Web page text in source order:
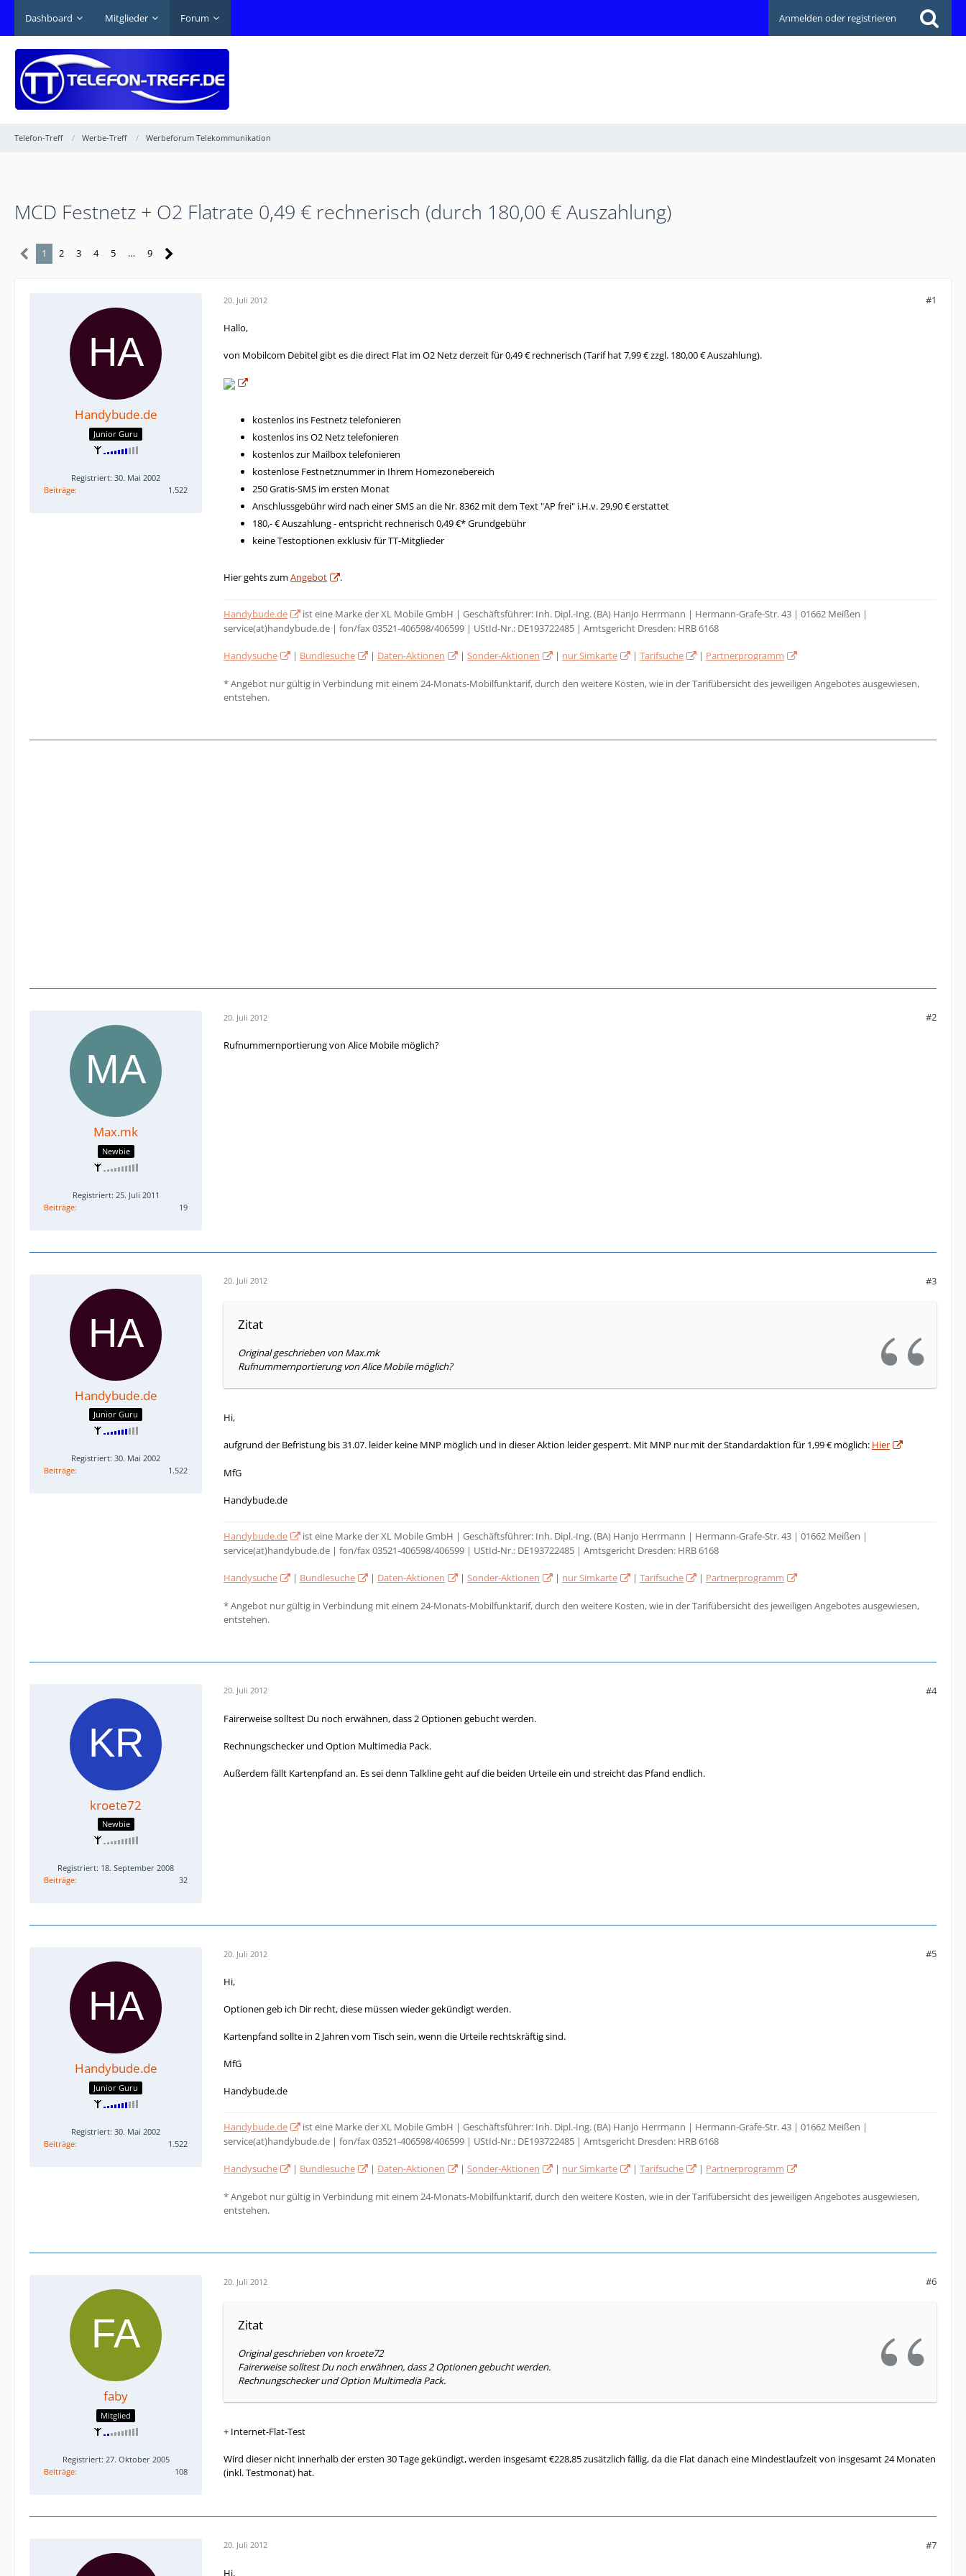
Dashboard Mitglieder Forum Anmelden oder registrieren
Telefon-Treff Werbe-Treff Werbeforum Telekommunikation
MCD Festnetz + O2 Flatrate 0,49 € rechnerisch (durch 180,00 € Auszahlung)
1 2 3 4 5 … 9
Handybude.de
Junior Guru
Registriert: 30. Mai 2002
Beiträge
1.522
20. Juli 2012 #1
Hallo,
von Mobilcom Debitel gibt es die direct Flat im O2 Netz derzeit für 0,49 € rechnerisch (Tarif hat 7,99 € zzgl. 180,00 € Auszahlung).
kostenlos ins Festnetz telefonieren
kostenlos ins O2 Netz telefonieren
kostenlos zur Mailbox telefonieren
kostenlose Festnetznummer in Ihrem Homezonebereich
250 Gratis-SMS im ersten Monat
Anschlussgebühr wird nach einer SMS an die Nr. 8362 mit dem Text "AP frei" i.H.v. 29,90 € erstattet
180,- € Auszahlung - entspricht rechnerisch 0,49 €* Grundgebühr
keine Testoptionen exklusiv für TT-Mitglieder
Hier gehts zum Angebot .
Handybude.de
ist eine Marke der XL Mobile GmbH | Geschäftsführer: Inh. Dipl.-Ing. (BA) Hanjo Herrmann | Hermann-Grafe-Str. 43 | 01662 Meißen |
service(at)handybude.de | fon/fax 03521-406598/406599 | UStId-Nr.: DE193722485 | Amtsgericht Dresden: HRB 6168
Handysuche | Bundlesuche | Daten-Aktionen | Sonder-Aktionen | nur Simkarte | Tarifsuche | Partnerprogramm
* Angebot nur gültig in Verbindung mit einem 24-Monats-Mobilfunktarif, durch den weitere Kosten, wie in der Tarifübersicht des jeweiligen Angebotes ausgewiesen,
entstehen.
Max.mk
Newbie
Registriert: 25. Juli 2011
Beiträge
19
20. Juli 2012 #2
Rufnummernportierung von Alice Mobile möglich?
Handybude.de
Junior Guru
Registriert: 30. Mai 2002
Beiträge
1.522
20. Juli 2012 #3
Zitat
Original geschrieben von Max.mk
Rufnummernportierung von Alice Mobile möglich?
Hi,
aufgrund der Befristung bis 31.07. leider keine MNP möglich und in dieser Aktion leider gesperrt. Mit MNP nur mit der Standardaktion für 1,99 € möglich: Hier
MfG
Handybude.de
Handybude.de
ist eine Marke der XL Mobile GmbH | Geschäftsführer: Inh. Dipl.-Ing. (BA) Hanjo Herrmann | Hermann-Grafe-Str. 43 | 01662 Meißen |
service(at)handybude.de | fon/fax 03521-406598/406599 | UStId-Nr.: DE193722485 | Amtsgericht Dresden: HRB 6168
Handysuche | Bundlesuche | Daten-Aktionen | Sonder-Aktionen | nur Simkarte | Tarifsuche | Partnerprogramm
* Angebot nur gültig in Verbindung mit einem 24-Monats-Mobilfunktarif, durch den weitere Kosten, wie in der Tarifübersicht des jeweiligen Angebotes ausgewiesen,
entstehen.
kroete72
Newbie
Registriert: 18. September 2008
Beiträge
32
20. Juli 2012 #4
Fairerweise solltest Du noch erwähnen, dass 2 Optionen gebucht werden.
Rechnungschecker und Option Multimedia Pack.
Außerdem fällt Kartenpfand an. Es sei denn Talkline geht auf die beiden Urteile ein und streicht das Pfand endlich.
Handybude.de
Junior Guru
Registriert: 30. Mai 2002
Beiträge
1.522
20. Juli 2012 #5
Hi,
Optionen geb ich Dir recht, diese müssen wieder gekündigt werden.
Kartenpfand sollte in 2 Jahren vom Tisch sein, wenn die Urteile rechtskräftig sind.
MfG
Handybude.de
Handybude.de
ist eine Marke der XL Mobile GmbH | Geschäftsführer: Inh. Dipl.-Ing. (BA) Hanjo Herrmann | Hermann-Grafe-Str. 43 | 01662 Meißen |
service(at)handybude.de | fon/fax 03521-406598/406599 | UStId-Nr.: DE193722485 | Amtsgericht Dresden: HRB 6168
Handysuche | Bundlesuche | Daten-Aktionen | Sonder-Aktionen | nur Simkarte | Tarifsuche | Partnerprogramm
* Angebot nur gültig in Verbindung mit einem 24-Monats-Mobilfunktarif, durch den weitere Kosten, wie in der Tarifübersicht des jeweiligen Angebotes ausgewiesen,
entstehen.
faby
Mitglied
Registriert: 27. Oktober 2005
Beiträge
108
20. Juli 2012 #6
Zitat
Original geschrieben von kroete72
Fairerweise solltest Du noch erwähnen, dass 2 Optionen gebucht werden.
Rechnungschecker und Option Multimedia Pack.
+ Internet-Flat-Test
Wird dieser nicht innerhalb der ersten 30 Tage gekündigt, werden insgesamt €228,85 zusätzlich fällig, da die Flat danach eine Mindestlaufzeit von insgesamt 24 Monaten
(inkl. Testmonat) hat.
20. Juli 2012 #7
Hi,